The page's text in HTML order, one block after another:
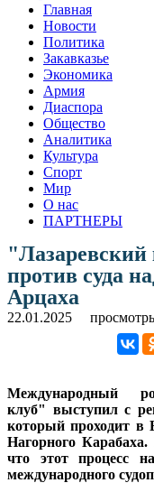
Главная
Новости
Политика
Закавказье
Экономика
Армия
Диаспора
Общество
Аналитика
Культура
Спорт
Мир
О нас
ПАРТНЕРЫ
"Лазаревский
против суда
Арцаха
22.01.2025
Международный
клуб" выступил с
который проходит в
Нагорного
что этот процесс
международного